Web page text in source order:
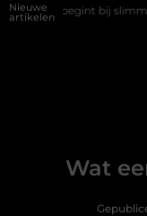
Nieuwe
artikelen
bij slimme keuzes
Wat